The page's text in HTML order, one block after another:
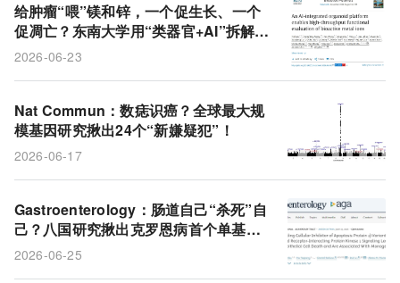
给肿瘤“喂”镁和锌，一个促生长、一个
促凋亡？东南大学用“类器官+AI”拆解可
降解吻合钉的隐藏风险
2026-06-23
Nat Commun：数痣识癌？全球最大规
模基因研究揪出24个“新嫌疑犯”！
2026-06-17
Gastroenterology：肠道自己“杀死”自
己？八国研究揪出克罗恩病首个单基因
元凶，并找到“关停开关”
2026-06-25